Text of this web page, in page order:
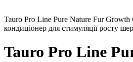
Tauro Pro Line Pure Nature Fur
кондиціонер для стимуляції росту
Tauro Pro Line